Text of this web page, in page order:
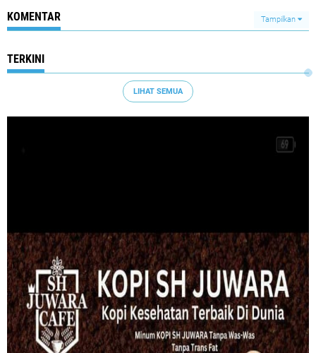
KOMENTAR Tampilkan
TERKINI
LIHAT SEMUA